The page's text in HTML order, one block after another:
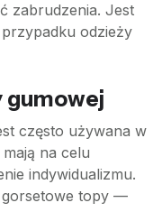
zabrudzenia. Jest
odzieży
gumowej
często używana w
na celu
indywidualizmu.
gorsetowe topy —